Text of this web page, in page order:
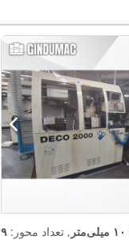
۱۰ میلی‌متر , تعداد محور: ۹